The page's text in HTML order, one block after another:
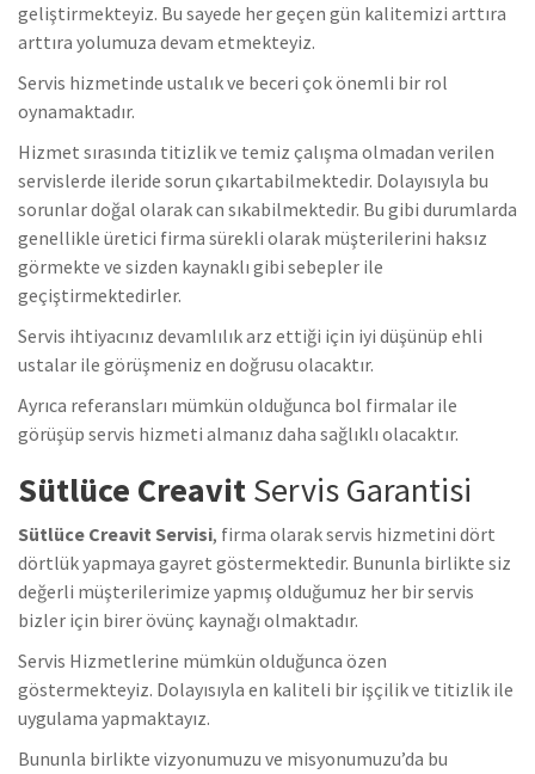
geliştirmekteyiz. Bu sayede her geçen gün kalitemizi arttıra
arttıra yolumuza devam etmekteyiz.
Servis hizmetinde ustalık ve beceri çok önemli bir rol
oynamaktadır.
Hizmet sırasında titizlik ve temiz çalışma olmadan verilen
servislerde ileride sorun çıkartabilmektedir. Dolayısıyla bu
sorunlar doğal olarak can sıkabilmektedir. Bu gibi durumlarda
genellikle üretici firma sürekli olarak müşterilerini haksız
görmekte ve sizden kaynaklı gibi sebepler ile
geçiştirmektedirler.
Servis ihtiyacınız devamlılık arz ettiği için iyi düşünüp ehli
ustalar ile görüşmeniz en doğrusu olacaktır.
Ayrıca referansları mümkün olduğunca bol firmalar ile
görüşüp servis hizmeti almanız daha sağlıklı olacaktır.
Sütlüce CreavitServis Garantisi
Sütlüce Creavit Servisi, firma olarak servis hizmetini dört
dörtlük yapmaya gayret göstermektedir. Bununla birlikte siz
değerli müşterilerimize yapmış olduğumuz her bir servis
bizler için birer övünç kaynağı olmaktadır.
Servis Hizmetlerine mümkün olduğunca özen
göstermekteyiz. Dolayısıyla en kaliteli bir işçilik ve titizlik ile
uygulama yapmaktayız.
Bununla birlikte vizyonumuzu ve misyonumuzu’da bu